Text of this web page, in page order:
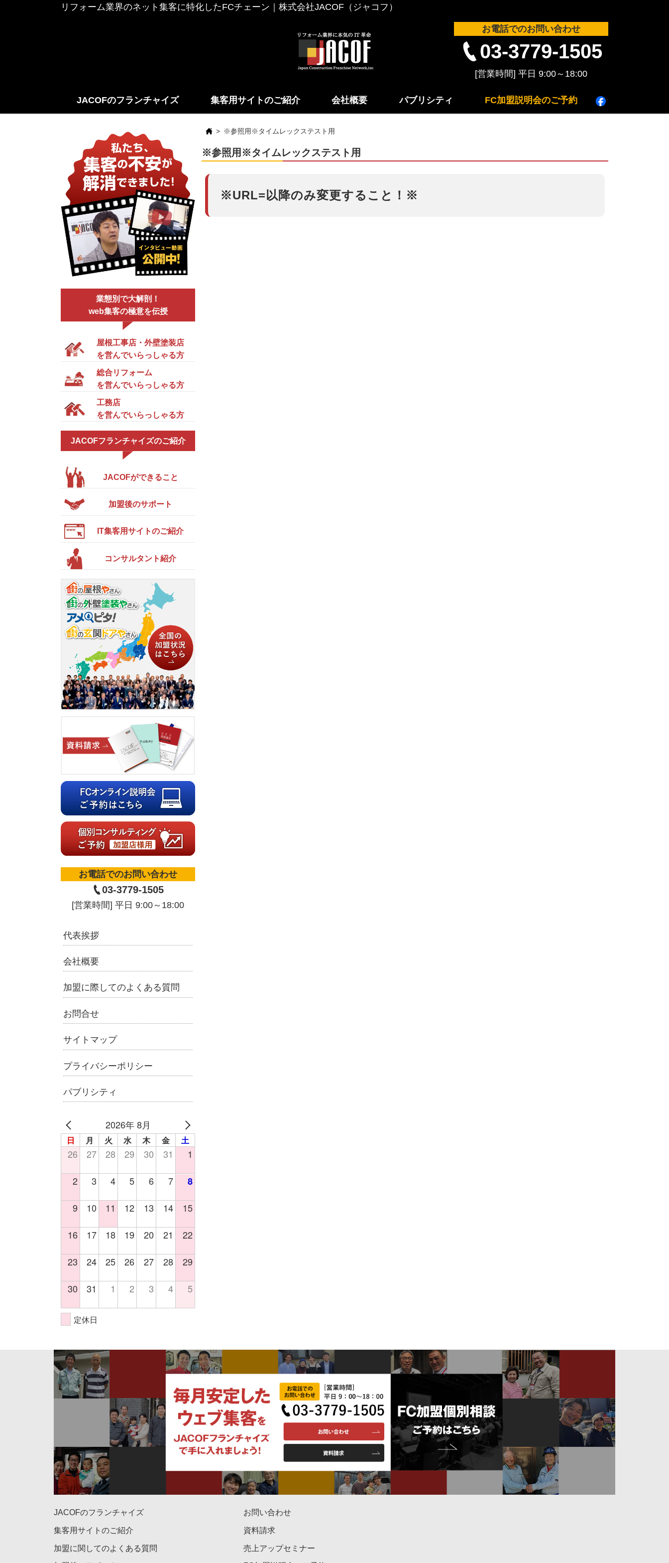
リフォーム業界のネット集客に特化したFCチェーン｜株式会社JACOF（ジャコフ）
お電話でのお問い合わせ
03-3779-1505
JACOFのフランチャイズ 集客用サイトのご紹介 会社概要 パブリシティ FC加盟説明会のご予約
※参照用※タイムレックステスト用
※参照用※タイムレックステスト用
※URL=以降のみ変更すること！※
業態別で大解剖！
web集客の極意を伝授
屋根工事店・外壁塗装店
を営んでいらっしゃる方
総合リフォーム
を営んでいらっしゃる方
工務店
を営んでいらっしゃる方
JACOFフランチャイズのご紹介
JACOFができること
加盟後のサポート
IT集客用サイトのご紹介
コンサルタント紹介
お電話でのお問い合わせ
03-3779-1505
代表挨拶
会社概要
加盟に際してのよくある質問
お問合せ
サイトマップ
プライバシーポリシー
パブリシティ
2026年 8月
日 月 火 水 木 金 土
26 27 28 29 30 31 1
2 3 4 5 6 7 8
9 10 11 12 13 14 15
16 17 18 19 20 21 22
23 24 25 26 27 28 29
30 31 1 2 3 4 5
定休日
JACOFのフランチャイズ
集客用サイトのご紹介
加盟に関してのよくある質問
お問い合わせ
資料請求
売上アップセミナー